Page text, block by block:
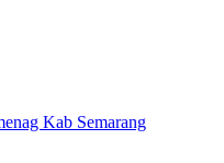
Kab Semarang